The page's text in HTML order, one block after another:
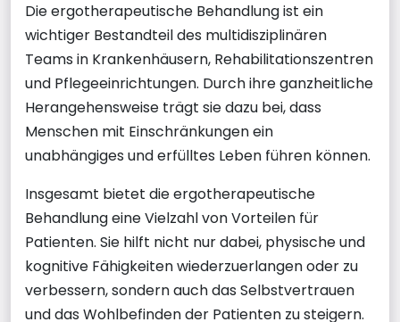
Die ergotherapeutische Behandlung ist ein
wichtiger Bestandteil des multidisziplinären
Teams in Krankenhäusern, Rehabilitationszentren
und Pflegeeinrichtungen. Durch ihre ganzheitliche
Herangehensweise trägt sie dazu bei, dass
Menschen mit Einschränkungen ein
unabhängiges und erfülltes Leben führen können.
Insgesamt bietet die ergotherapeutische
Behandlung eine Vielzahl von Vorteilen für
Patienten. Sie hilft nicht nur dabei, physische und
kognitive Fähigkeiten wiederzuerlangen oder zu
verbessern, sondern auch das Selbstvertrauen
und das Wohlbefinden der Patienten zu steigern.